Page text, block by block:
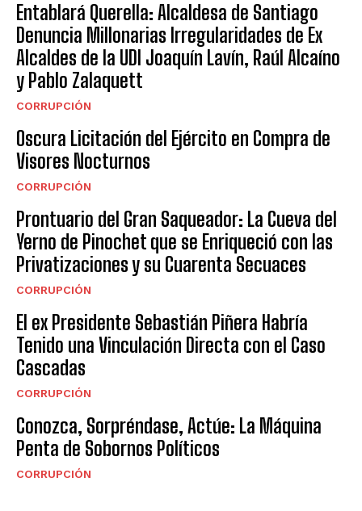
Entablará Querella: Alcaldesa de Santiago
Denuncia Millonarias Irregularidades de Ex
Alcaldes de la UDI Joaquín Lavín, Raúl Alcaíno
y Pablo Zalaquett
CORRUPCIÓN
Oscura Licitación del Ejército en Compra de
Visores Nocturnos
CORRUPCIÓN
Prontuario del Gran Saqueador: La Cueva del
Yerno de Pinochet que se Enriqueció con las
Privatizaciones y su Cuarenta Secuaces
CORRUPCIÓN
El ex Presidente Sebastián Piñera Habría
Tenido una Vinculación Directa con el Caso
Cascadas
CORRUPCIÓN
Conozca, Sorpréndase, Actúe: La Máquina
Penta de Sobornos Políticos
CORRUPCIÓN